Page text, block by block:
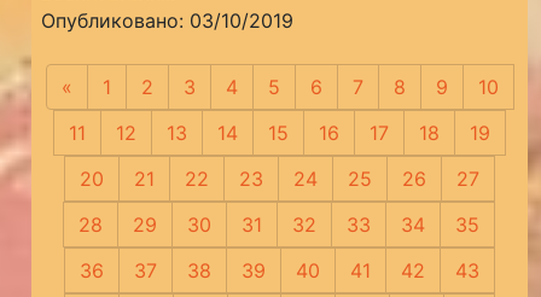
Опубликовано: 03/10/2019
« Предыдущая
1 2 3 4 5 6 7 8 9
10
11
12 13 14 15 16 17 18
19
20
21 22 23 24 25 26
27
28
29 30 31 32 33 34
35
36
37 38 39 40 41 42
43